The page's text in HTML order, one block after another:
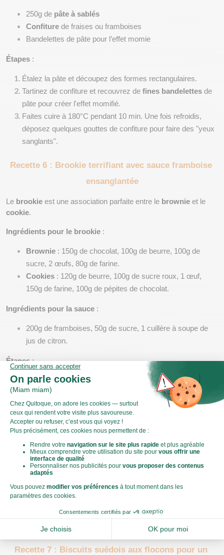
250g de pâte à sablés
Confiture de fraises ou framboises
Bandelettes de pâte pour l’effet momie
Étapes :
Étalez la pâte et découpez des formes rectangulaires.
Tartinez de confiture et recouvrez de fines bandelettes de
pâte pour créer l'effet momifié.
Faites cuire à 180°C pendant 10 min. Une fois refroidis,
déposez quelques gouttes de confiture pour faire des "yeux
sanglants".
Recette 6 : Brookie terrifiant avec sauce framboise
ensanglantée
Le brookie est une association parfaite entre le brownie
cookie.
Ingrédients pour le brookie :
Brownie : 150g de chocolat, 100g de beurre, 100g de
sucre, 2 œufs, 80g de farine.
Cookies : 120g de beurre, 100g de sucre roux, 1 œuf,
150g de farine, 100g de pépites de chocolat.
Ingrédients pour la sauce :
200g de framboises, 50g de sucre, 1 cuillère à soupe de
jus de citron.
Étapes :
Préparez le brownie : faites fondre chocolat et beurre,
ajoutez sucre, œufs et farine, versez dans un moule.
Préparez la pâte à cookies : mélangez beurre fondu, sucre,
œuf, farine et pépites. Déposez sur le brownie.
Cuisez à 180°C pendant 25-30 min.
Faites chauffer les framboises avec le sucre et le jus de
citron, mixez et filtrez.
Versez la sauce sur les morceaux de brookie pour un effet
Retrouvez notre
Recette 7 : Biscuits suédois aux flocons pour un